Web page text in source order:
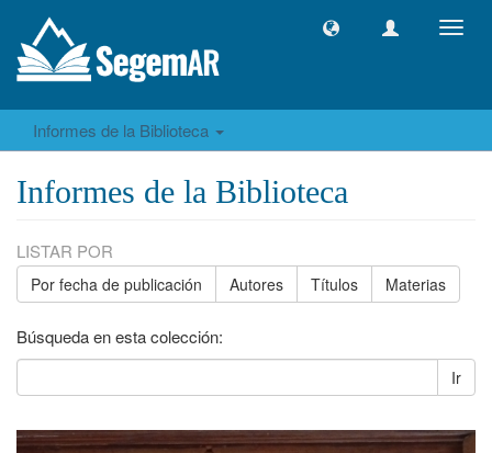
Informes de la Biblioteca
Informes de la Biblioteca
LISTAR POR
Por fecha de publicación Autores Títulos Materias
Búsqueda en esta colección:
Ir